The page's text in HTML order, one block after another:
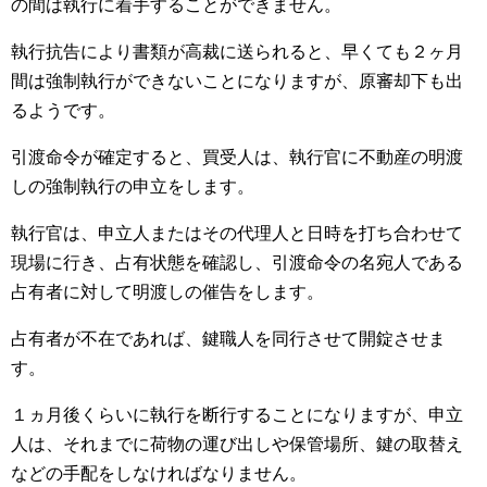
の間は執行に着手することができません。
執行抗告により書類が高裁に送られると、早くても２ヶ月
間は強制執行ができないことになりますが、原審却下も出
るようです。
引渡命令が確定すると、買受人は、執行官に不動産の明渡
しの強制執行の申立をします。
執行官は、申立人またはその代理人と日時を打ち合わせて
現場に行き、占有状態を確認し、引渡命令の名宛人である
占有者に対して明渡しの催告をします。
占有者が不在であれば、鍵職人を同行させて開錠させま
す。
１ヵ月後くらいに執行を断行することになりますが、申立
人は、それまでに荷物の運び出しや保管場所、鍵の取替え
などの手配をしなければなりません。